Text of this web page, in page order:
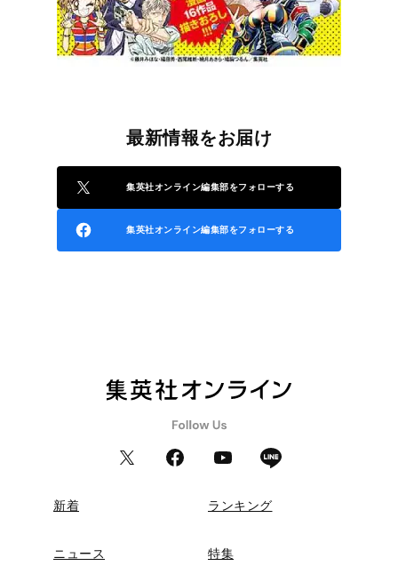
最新情報をお届け
集英社オンライン編集部をフォローする
集英社オンライン編集部をフォローする
新着 ランキング
ニュース 特集